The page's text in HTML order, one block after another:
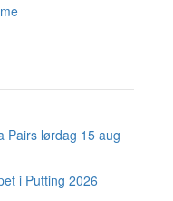
Pairs lørdag 15 aug
i Putting 2026